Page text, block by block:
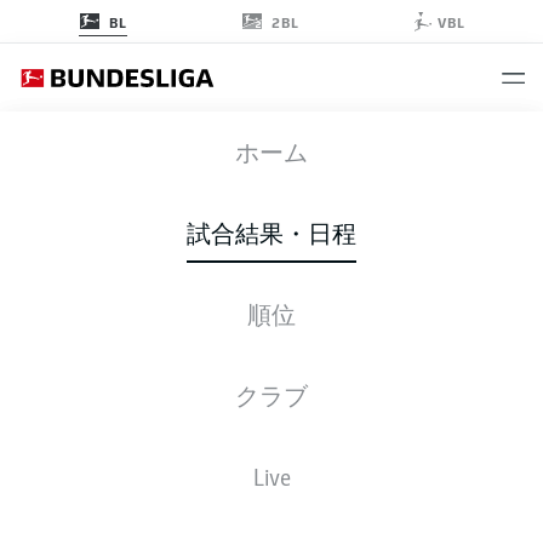
BL 2BL VBL
ホーム
試合結果・日程
順位
クラブ
Live
BVB HSV
3 2
スターティングメンバー